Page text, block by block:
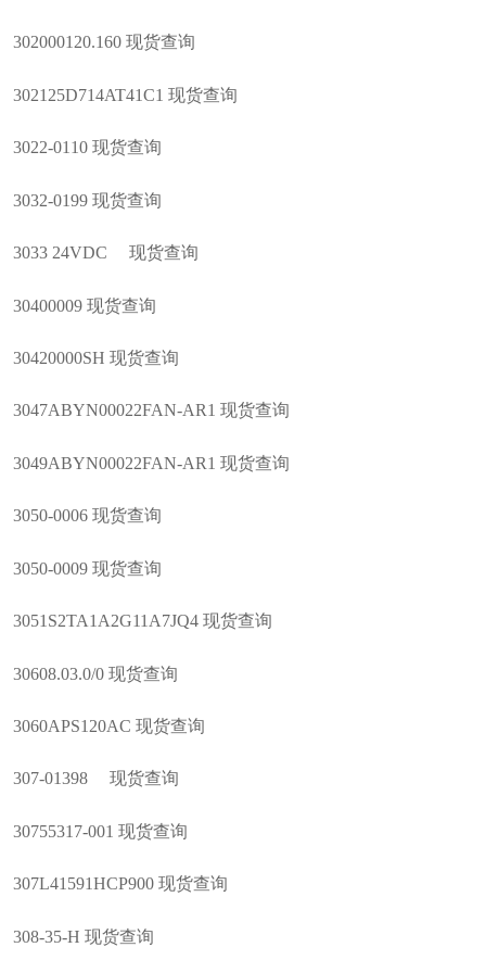
302000120.160 现货查询
302125D714AT41C1 现货查询
3022-0110 现货查询
3032-0199 现货查询
3033 24VDC 现货查询
30400009 现货查询
30420000SH 现货查询
3047ABYN00022FAN-AR1 现货查询
3049ABYN00022FAN-AR1 现货查询
3050-0006 现货查询
3050-0009 现货查询
3051S2TA1A2G11A7JQ4 现货查询
30608.03.0/0 现货查询
3060APS120AC 现货查询
307-01398 现货查询
30755317-001 现货查询
307L41591HCP900 现货查询
308-35-H 现货查询